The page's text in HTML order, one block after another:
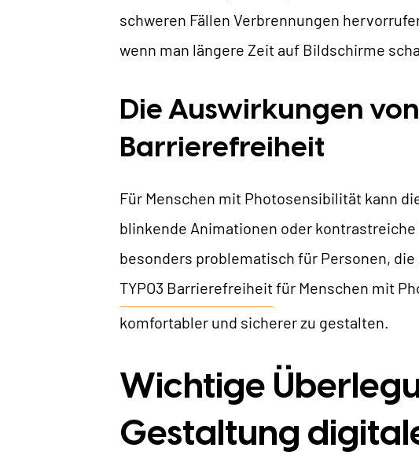
schweren Fällen Verbrennungen
wenn man längere Zeit auf Bildschirme
Die Auswirkungen
Barrierefreiheit
Für Menschen mit Photosensibilität kann
blinkende Animationen oder
besonders problematisch für Personen,
TYPO3 Barrierefreiheitfür Menschen mit
komfortabler und sicherer zu gestalten.
Wichtige
Gestaltung